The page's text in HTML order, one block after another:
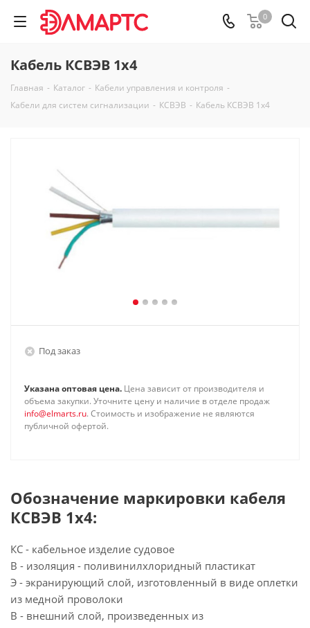
0
Кабель КСВЭВ 1х4
Главная - Каталог - Кабели управления и контроля -
Кабели для систем сигнализации - КСВЭВ - Кабель КСВЭВ 1х4
Под заказ
Указана оптовая цена. Цена зависит от производителя и
объема закупки. Уточните цену и наличие в отделе продаж
info@elmarts.ru. Стоимость и изображение не являются
публичной офертой.
Обозначение маркировки кабеля
КСВЭВ 1х4:
КС - кабельное изделие судовое
В - изоляция - поливинилхлоридный пластикат
Э - экранирующий слой, изготовленный в виде оплетки
из медной проволоки
В - внешний слой, произведенных из